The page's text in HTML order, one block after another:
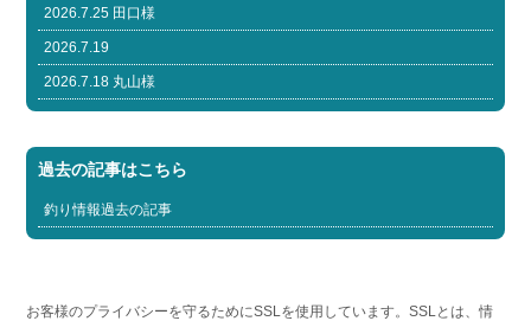
2026.7.25 田口様
2026.7.19
2026.7.18 丸山様
過去の記事はこちら
釣り情報過去の記事
お客様のプライバシーを守るためにSSLを使用しています。SSLとは、情